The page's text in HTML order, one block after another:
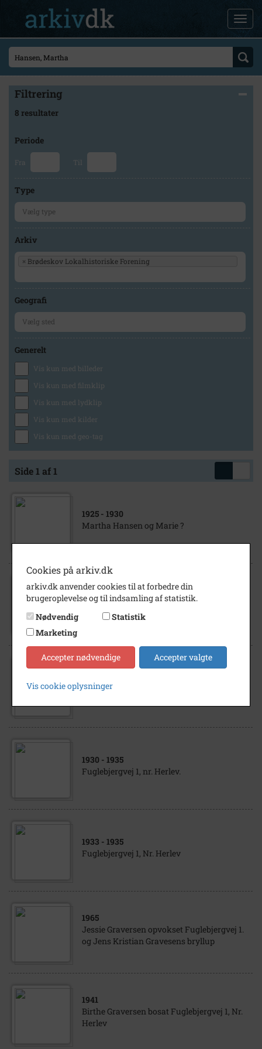
Filtrering
8 resultater
Periode
Fra Til
Type
Arkiv
× Brødeskov Lokalhistoriske Forening
Geografi
Generelt
Vis kun med billeder
Vis kun med filmklip
Vis kun med lydklip
Vis kun med kilder
Vis kun med geo-tag
Side 1 af 1
1925 - 1930
Martha Hansen og Marie ?
1925- 1926
Birthe Hansen, Peter Bodildsen og Martha
Hansen og et af deres børn
1940- 1960
Martha og Christian Hansens fem sønner
1930 - 1935
Fuglebjergvej 1, nr. Herlev.
1933 - 1935
Fuglebjergvej 1, Nr. Herlev
1965
Jessie Graversen opvokset Fuglebjergvej 1.
og Jens Kristian Gravesens bryllup
1941
Birthe Graversen bosat Fuglebjergvej 1, Nr.
Herlev
Cookies på arkiv.dk
arkiv.dk anvender cookies til at forbedre din
brugeroplevelse og til indsamling af statistik.
Nødvendig
Statistik
Marketing
Accepter nødvendige Accepter valgte
Vis cookie oplysninger